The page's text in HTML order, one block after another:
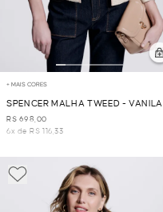
+ MAIS CORES
SPENCER MALHA TWEED - VANILA
R$ 698,00
6x de R$ 116,33